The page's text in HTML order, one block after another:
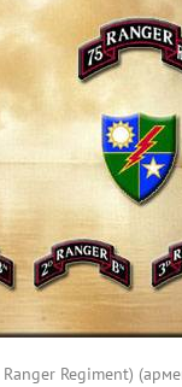
Regiment)